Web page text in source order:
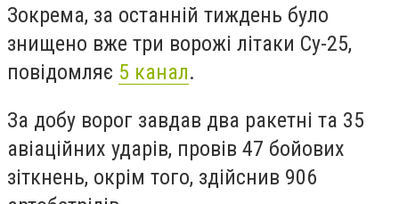
Зокрема, за останній тиждень було
знищено вже три ворожі літаки Су-25,
повідомляє 5 канал.
За добу ворог завдав два ракетні та 35
авіаційних ударів, провів 47 бойових
зіткнень, окрім того, здійснив 906